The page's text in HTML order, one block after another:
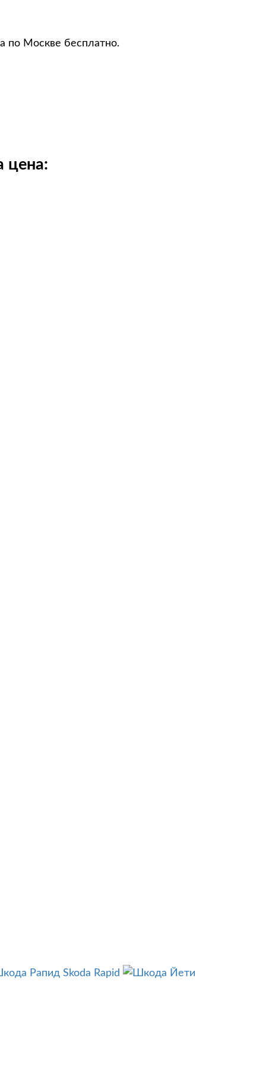
по Москве бесплатно.
цена:
Skoda Rapid